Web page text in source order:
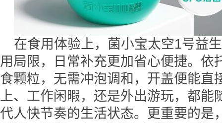
在食用体验上，菌小宝太空1号益
用局限，日常补充更加省心便捷。依
食颗粒，无需冲泡调和，开盖便能直
上、工作闲暇，还是外出游玩，都能
代人快节奏的生活状态。更重要的是